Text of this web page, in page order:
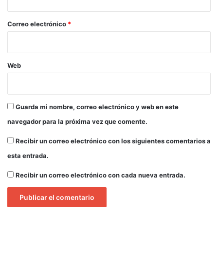
*
Correo electrónico *
Web
Guarda mi nombre, correo electrónico y web en este
navegador para la próxima vez que comente.
Recibir un correo electrónico con los siguientes comentarios a
esta entrada.
Recibir un correo electrónico con cada nueva entrada.